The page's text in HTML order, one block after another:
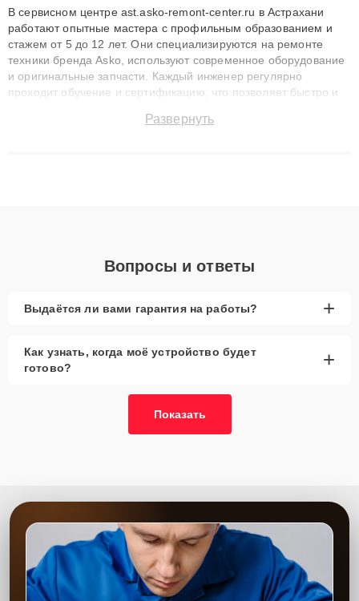
В сервисном центре ast.asko-remont-center.ru в Астрахани
работают опытные мастера с профильным образованием и
стажем от 5 до 12 лет. Они специализируются на ремонте
техники бренда Asko, используют современное оборудование
и оригинальные запчасти. Каждый инженер регулярно
проходит обучение и сертификацию, что позволяет быстро и
сохранением гарантии до 3 лет. Наши мастера решают
Развернуть
Вопросы и ответы
Выдаётся ли вами гарантия на работы? +
Как узнать, когда моё устройство будет
готово?
+
Показать